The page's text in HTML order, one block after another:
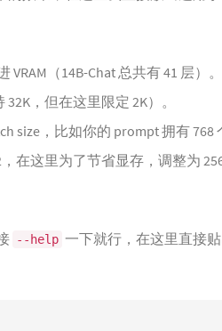
（14B-Chat 总共有 41 层）。
，但在这里限定 2K）。
size，比如你的 prompt 拥有 768
在这里为了节省显存，调整为
--help 一下就行，在这里直接